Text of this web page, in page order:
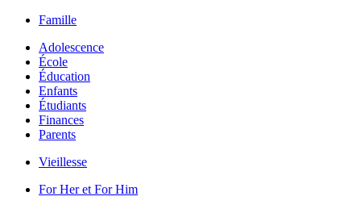
Famille
Adolescence
École
Éducation
Enfants
Étudiants
Finances
Parents
Vieillesse
For Her et For Him